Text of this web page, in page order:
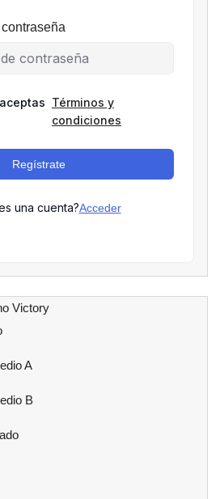
Términos y
condiciones
Regístrate
una cuenta?Acceder
Victory
A
B